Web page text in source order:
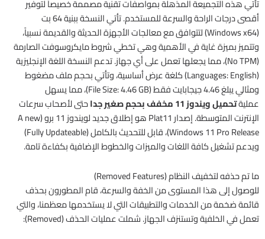
تأتي هذه التجميعة المذهلة بمواصفات تقنية مصممة خصيصاً لتوفير
أقصى درجات الراحة والسرعة للمستخدم. تأتي النسخة ببنية 64 بت
(Windows x64) لتتوافق مع معالجات الأجهزة الحديثة والقديمة نسبياً،
وتتميز بميزة غاية في الأهمية وهي تخطي شروط مايكروسوفت الصارمة
(No TPM)، مما يجعلها تعمل على أي جهاز. تدعم النسخة اللغة الإنجليزية
(Languages: English) كلغة عرض أساسية، وتأتي بحجم ملف مضغوط
ومثالي يبلغ 4.46 جيجابايت فقط (File Size: 4.46 GB)، مما يسهل
عمليةتحميل ويندوز 11 مخفف بحجم صغير جدا
حتى لأصحاب سرعات
الإنترنت المتوسطة. إصدار Plat11 هو إطلاق جديد لويندوز 11 برو (A new
Windows 11 Pro Release)، قابل للتحديث بالكامل (Fully Updateable)
ويدعم تشغيل كافة اللغات والميزات والخطوط الإضافية بكفاءة تامة.
ما تم حذفه لتخفيف النظام (Removed Features)
للوصول إلى هذا المستوى من الخفة والسرعة، قام المطورون بحذف
قائمة ضخمة من الخدمات والتطبيقات التي لا يستخدمها معظمنا، والتي
تعمل في الخلفية وتستنزف الجهاز. شملت عمليات الحذف (Removed):